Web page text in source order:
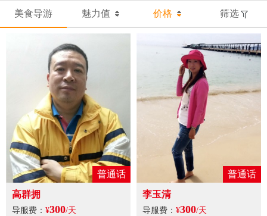
美食导游 魅力值 价格 筛选
普通话
高群拥
导服费： ¥300/天
普通话
李玉清
导服费： ¥300/天